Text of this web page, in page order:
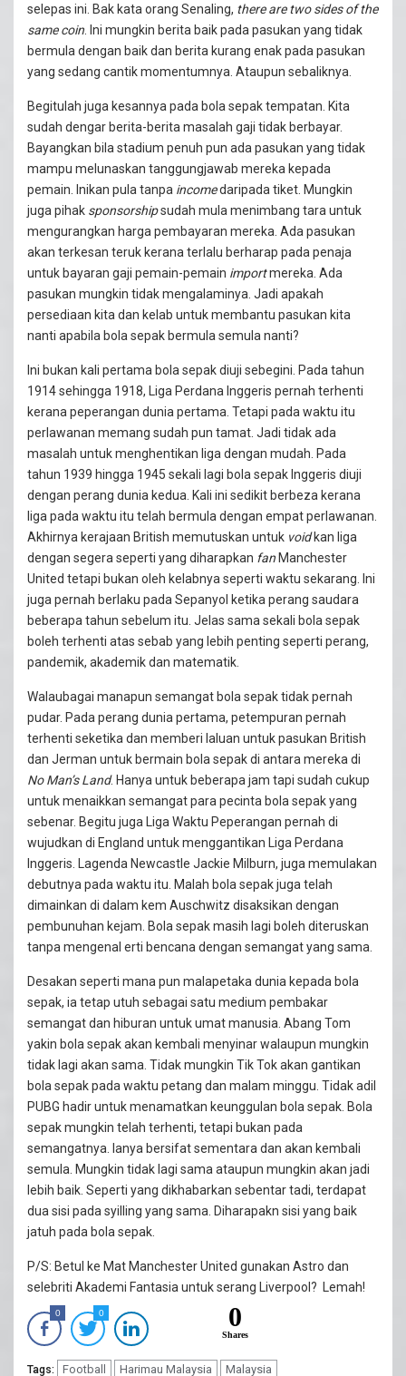
selepas ini. Bak kata orang Senaling, there are two sides of the
same coin. Ini mungkin berita baik pada pasukan yang tidak
bermula dengan baik dan berita kurang enak pada pasukan
yang sedang cantik momentumnya. Ataupun sebaliknya.
Begitulah juga kesannya pada bola sepak tempatan. Kita
sudah dengar berita-berita masalah gaji tidak berbayar.
Bayangkan bila stadium penuh pun ada pasukan yang tidak
mampu melunaskan tanggungjawab mereka kepada
pemain. Inikan pula tanpa incomedaripada tiket. Mungkin
juga pihak sponsorshipsudah mula menimbang tara untuk
mengurangkan harga pembayaran mereka. Ada pasukan
akan terkesan teruk kerana terlalu berharap pada penaja
untuk bayaran gaji pemain-pemain importmereka. Ada
pasukan mungkin tidak mengalaminya. Jadi apakah
persediaan kita dan kelab untuk membantu pasukan kita
nanti apabila bola sepak bermula semula nanti?
Ini bukan kali pertama bola sepak diuji sebegini. Pada tahun
1914 sehingga 1918, Liga Perdana Inggeris pernah terhenti
kerana peperangan dunia pertama. Tetapi pada waktu itu
perlawanan memang sudah pun tamat. Jadi tidak ada
masalah untuk menghentikan liga dengan mudah. Pada
tahun 1939 hingga 1945 sekali lagi bola sepak Inggeris diuji
dengan perang dunia kedua. Kali ini sedikit berbeza kerana
liga pada waktu itu telah bermula dengan empat perlawanan.
Akhirnya kerajaan British memutuskan untuk voidkan liga
dengan segera seperti yang diharapkan fan Manchester
United tetapi bukan oleh kelabnya seperti waktu sekarang. Ini
juga pernah berlaku pada Sepanyol ketika perang saudara
beberapa tahun sebelum itu. Jelas sama sekali bola sepak
boleh terhenti atas sebab yang lebih penting seperti perang,
pandemik, akademik dan matematik.
Walaubagai manapun semangat bola sepak tidak pernah
pudar. Pada perang dunia pertama, petempuran pernah
terhenti seketika dan memberi laluan untuk pasukan British
dan Jerman untuk bermain bola sepak di antara mereka di
No Man’s Land. Hanya untuk beberapa jam tapi sudah cukup
untuk menaikkan semangat para pecinta bola sepak yang
sebenar. Begitu juga Liga Waktu Peperangan pernah di
wujudkan di England untuk menggantikan Liga Perdana
Inggeris. Lagenda Newcastle Jackie Milburn, juga memulakan
debutnya pada waktu itu. Malah bola sepak juga telah
dimainkan di dalam kem Auschwitz disaksikan dengan
pembunuhan kejam. Bola sepak masih lagi boleh diteruskan
tanpa mengenal erti bencana dengan semangat yang sama.
Desakan seperti mana pun malapetaka dunia kepada bola
sepak, ia tetap utuh sebagai satu medium pembakar
semangat dan hiburan untuk umat manusia. Abang Tom
yakin bola sepak akan kembali menyinar walaupun mungkin
tidak lagi akan sama. Tidak mungkin Tik Tok akan gantikan
bola sepak pada waktu petang dan malam minggu. Tidak adil
PUBG hadir untuk menamatkan keunggulan bola sepak. Bola
sepak mungkin telah terhenti, tetapi bukan pada
semangatnya. Ianya bersifat sementara dan akan kembali
semula. Mungkin tidak lagi sama ataupun mungkin akan jadi
lebih baik. Seperti yang dikhabarkan sebentar tadi, terdapat
dua sisi pada syilling yang sama. Diharapakn sisi yang baik
jatuh pada bola sepak.
P/S: Betul ke Mat Manchester United gunakan Astro dan
selebriti Akademi Fantasia untuk serang Liverpool? Lemah!
0 0 0
Shares
Tags: Football Harimau Malaysia Malaysia